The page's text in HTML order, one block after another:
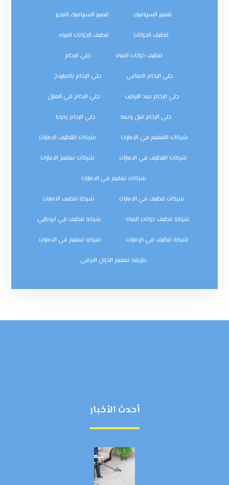
تلميع السيراميك تلميع السيراميك المجير
تنظيف الخزانات تنظيف الخزانات المياه
تنظيف خزانات المياه جلي الرخام
جلي الرخام الصناعي جلي الرخام بالصاروخ
جلي الرخام بعد التركيب جلي الرخام في المنزل
جلي الرخام قبل وبعد جلي الرخام يدويا
شركات التعقيم في الامارات شركات التنظيف الامارات
شركات التنظيف في الامارات شركات تعقيم الامارات
شركات تعقيم في الامارات
شركات تنظيف في الامارات شركة تنظيف الامارات
شركة تنظيف خزانات المياه شركة تنظيف في ابوظبي
شركة تنظيف في الإمارات شركه تعقيم في الامارات
طريقة تعقيم الخزان الارضي
أحدث الأخبار